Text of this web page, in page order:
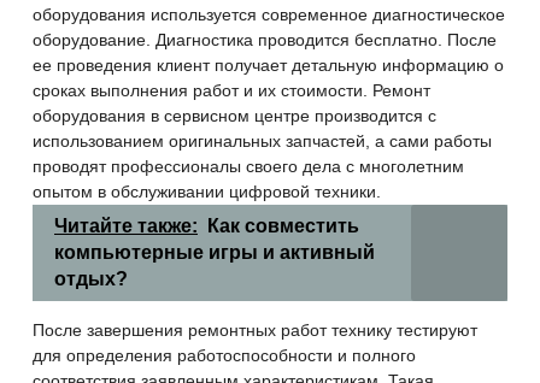
оборудования используется современное диагностическое
оборудование. Диагностика проводится бесплатно. После
ее проведения клиент получает детальную информацию о
сроках выполнения работ и их стоимости. Ремонт
оборудования в сервисном центре производится с
использованием оригинальных запчастей, а сами работы
проводят профессионалы своего дела с многолетним
опытом в обслуживании цифровой техники.
Читайте также:
Как совместить
компьютерные игры и активный
отдых?
После завершения ремонтных работ технику тестируют
для определения работоспособности и полного